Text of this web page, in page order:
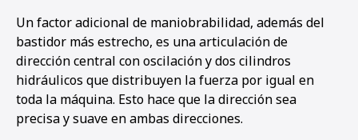
Un factor adicional de maniobrabilidad, además del
bastidor más estrecho, es una articulación de
dirección central con oscilación y dos cilindros
hidráulicos que distribuyen la fuerza por igual en
toda la máquina. Esto hace que la dirección sea
precisa y suave en ambas direcciones.